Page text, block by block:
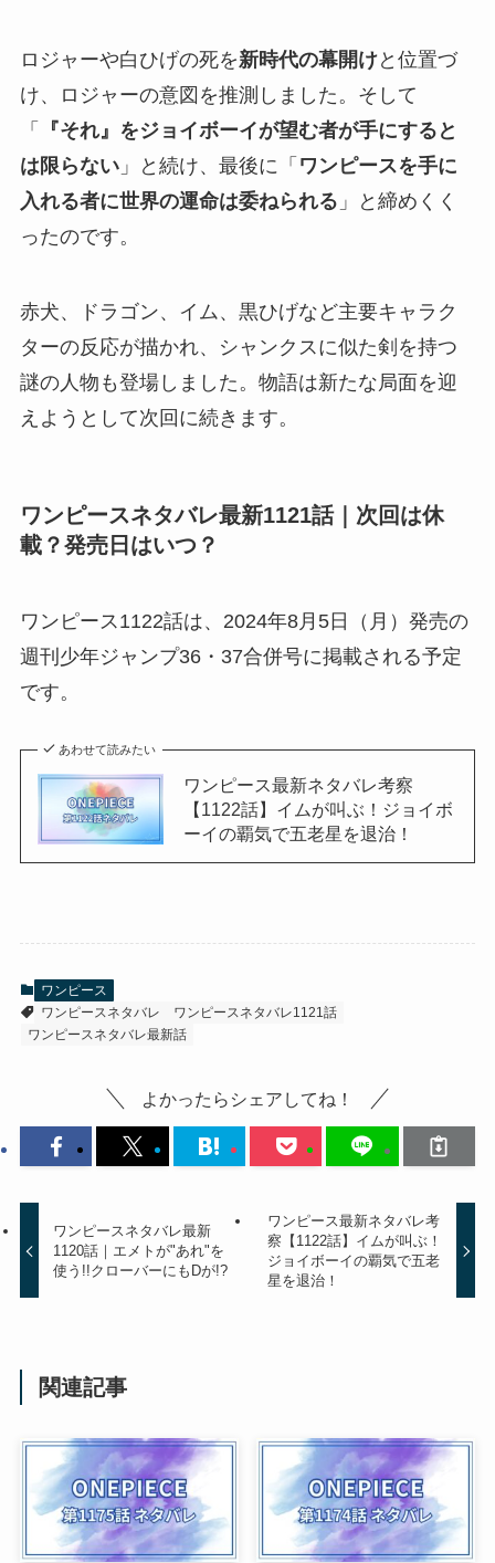
ロジャーや白ひげの死を新時代の幕開けと位置づ
け、ロジャーの意図を推測しました。そして
「
『それ』をジョイボーイが望む者が手にすると
は限らない」と続け、最後に「 ワンピースを手に
入れる者に世界の運命は委ねられる 」と締めくく
ったのです。
赤犬、ドラゴン、イム、黒ひげなど主要キャラク
ターの反応が描かれ、シャンクスに似た剣を持つ
謎の人物も登場しました。物語は新たな局面を迎
えようとして次回に続きます。
ワンピースネタバレ最新1121話｜次回は休
載？発売日はいつ？
ワンピース1122話は、2024年8月5日（月）発売の
週刊少年ジャンプ36・37合併号に掲載される予定
です。
あわせて読みたい
ワンピース最新ネタバレ考察
【1122話】イムが叫ぶ！ジョイボ
ーイの覇気で五老星を退治！
ワンピース
ワンピースネタバレ
ワンピースネタバレ1121話
ワンピースネタバレ最新話
よかったらシェアしてね！
ワンピースネタバレ最新
1120話｜エメトが"あれ"を
使う!!クローバーにもDが!?
ワンピース最新ネタバレ考
察【1122話】イムが叫ぶ！
ジョイボーイの覇気で五老
星を退治！
関連記事